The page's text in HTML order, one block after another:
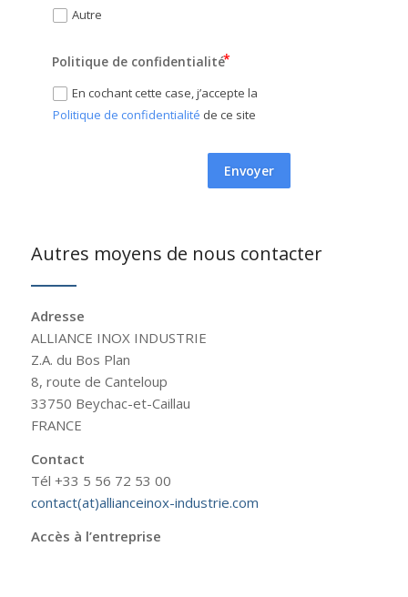
Autre
Politique de confidentialité
En cochant cette case, j’accepte la
Politique de confidentialité de ce site
Envoyer
Autres moyens de nous contacter
Adresse
ALLIANCE INOX INDUSTRIE
Z.A. du Bos Plan
8, route de Canteloup
33750 Beychac-et-Caillau
FRANCE
Contact
Tél +33 5 56 72 53 00
contact(at)allianceinox-industrie.com
Accès à l’entreprise